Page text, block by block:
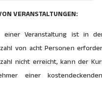
VERANSTALTUNGEN:
einer Veranstaltung ist in
von acht Personen
nicht erreicht, kann der
einer